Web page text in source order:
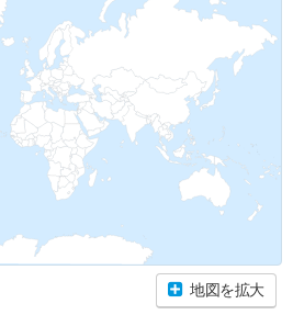
地図を拡大